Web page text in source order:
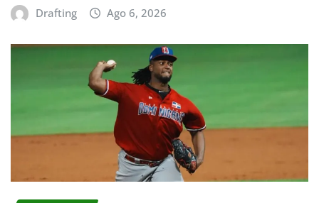
Drafting Ago 6, 2026